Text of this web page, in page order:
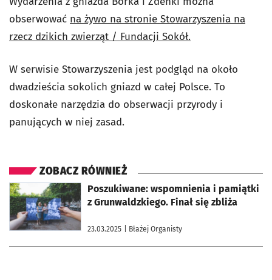
obserwować na żywo na stronie Stowarzyszenia na
rzecz dzikich zwierząt / Fundacji Sokół.
W serwisie Stowarzyszenia jest podgląd na około
dwadzieścia sokolich gniazd w całej Polsce. To
doskonałe narzędzia do obserwacji przyrody i
panujących w niej zasad.
ZOBACZ RÓWNIEŻ
Poszukiwane: wspomnienia i pamiątki
z Grunwaldzkiego. Finał się zbliża
23.03.2025 | Błażej Organisty
otworzy się w nowej karcie